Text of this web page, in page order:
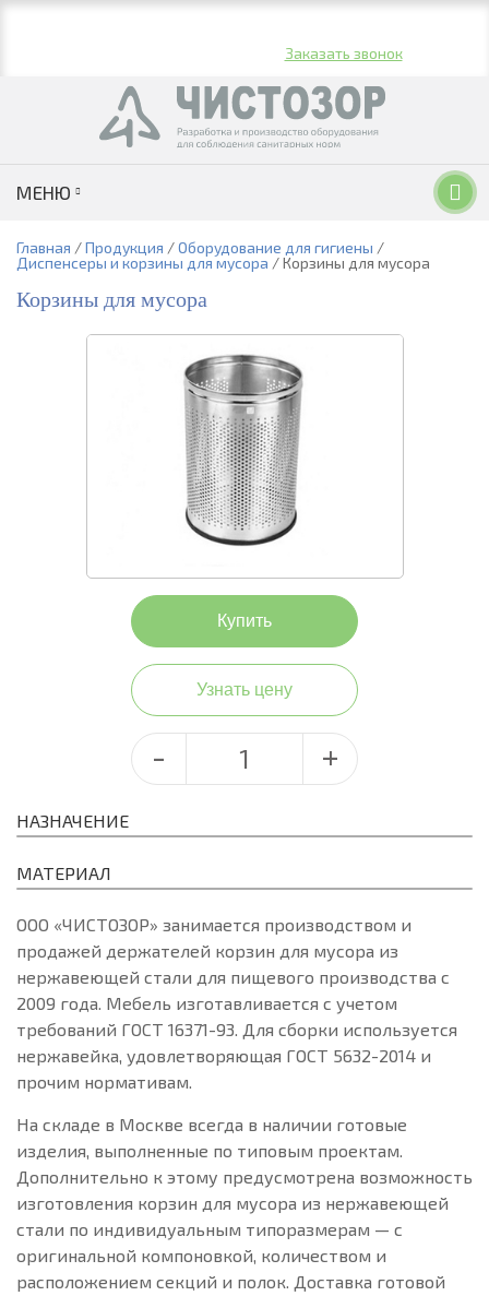
Заказать звонок
МЕНЮ
Главная /Продукция /Оборудование для гигиены /
Диспенсеры и корзины для мусора /Корзины для мусора
Корзины для мусора
Купить
Узнать цену
- +
НАЗНАЧЕНИЕ
МАТЕРИАЛ
ООО «ЧИСТОЗОР» занимается производством и
продажей держателей корзин для мусора из
нержавеющей стали для пищевого производства с
2009 года. Мебель изготавливается с учетом
требований ГОСТ 16371-93. Для сборки используется
нержавейка, удовлетворяющая ГОСТ 5632-2014 и
прочим нормативам.
На складе в Москве всегда в наличии готовые
изделия, выполненные по типовым проектам.
Дополнительно к этому предусмотрена возможность
изготовления корзин для мусора из нержавеющей
стали по индивидуальным типоразмерам — с
оригинальной компоновкой, количеством и
расположением секций и полок. Доставка готовой